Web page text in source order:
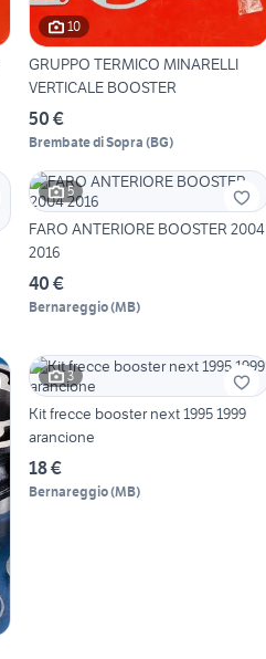
10
GRUPPO TERMICO MINARELLI
VERTICALE BOOSTER
50 €
Brembate di Sopra (BG)
5
FARO ANTERIORE BOOSTER 2004
2016
40 €
Bernareggio(MB)
3
Kit frecce booster next 1995 1999
arancione
18 €
Bernareggio(MB)